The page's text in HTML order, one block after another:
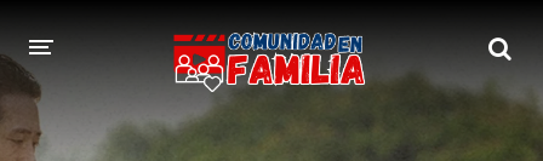
INICIO